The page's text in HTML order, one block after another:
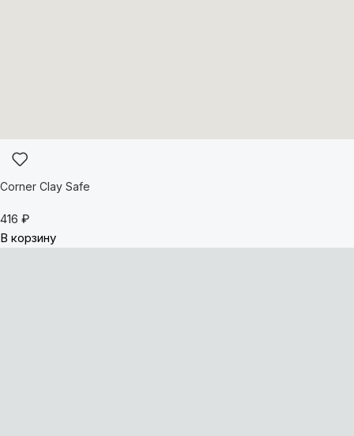
Corner Clay Safe
416 ₽
В корзину